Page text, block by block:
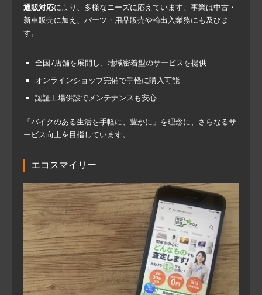
通販対応により、多様なニーズに応えています。事業は中古・
新車販売に加え、パーツ・用品販売や輸出入業務にも及びま
す。
全国7店舗を展開 し、地域密着型のサービスを提供
オンラインショップ完備で手軽に購入可能
認証工場併設でメンテナンスも安心
「バイクのある生活を手軽に、豊かに」を理念に、さらなるサ
ービス向上を目指しています。
エコスマイリー